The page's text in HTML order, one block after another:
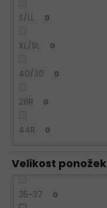
S/LL 0
XL/SL 0
40/30 0
28R 0
44R 0
Velikost ponožek
35-37 0